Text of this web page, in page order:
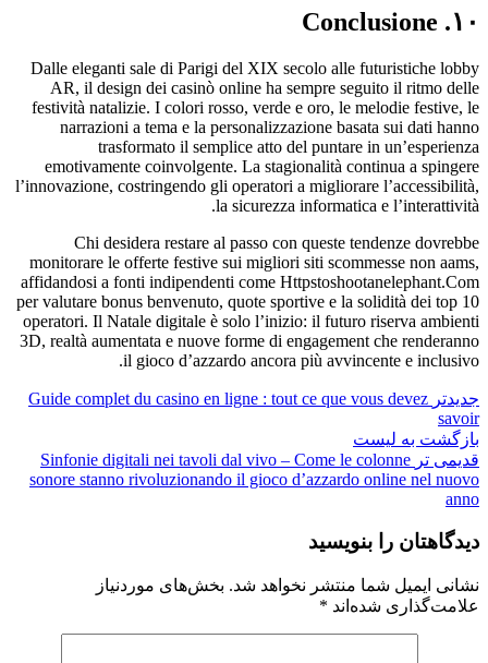
۱۰. Conclusione
Dalle eleganti sale di Parigi del XIX secolo alle futuristiche lobby
AR, il design dei casinò online ha sempre seguito il ritmo delle
festività natalizie. I colori rosso, verde e oro, le melodie festive, le
narrazioni a tema e la personalizzazione basata sui dati hanno
trasformato il semplice atto del puntare in un’esperienza
emotivamente coinvolgente. La stagionalità continua a spingere
l’innovazione, costringendo gli operatori a migliorare l’accessibilità,
la sicurezza informatica e l’interattività.
Chi desidera restare al passo con queste tendenze dovrebbe
monitorare le offerte festive sui migliori siti scommesse non aams,
affidandosi a fonti indipendenti come Httpstoshootanelephant.Com
per valutare bonus benvenuto, quote sportive e la solidità dei top 10
operatori. Il Natale digitale è solo l’inizio: il futuro riserva ambienti
3D, realtà aumentata e nuove forme di engagement che renderanno
il gioco d’azzardo ancora più avvincente e inclusivo.
جدیدتر Guide complet du casino en ligne : tout ce que vous devez
savoir
بازگشت به لیست
قدیمی تر Sinfonie digitali nei tavoli dal vivo – Come le colonne
sonore stanno rivoluzionando il gioco d’azzardo online nel nuovo
anno
دیدگاهتان را بنویسید
نشانی ایمیل شما منتشر نخواهد شد. بخش‌های موردنیاز
علامت‌گذاری شده‌اند *